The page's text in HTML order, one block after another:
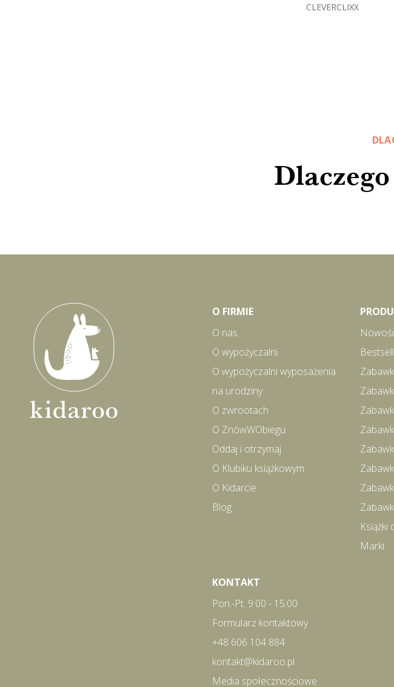
CLEVERCLIXX
O FIRMIE
O nas
O wypożyczalni
O wypożyczalni wyposażenia
na urodziny
O zwrootach
O ZnówWObiegu
Oddaj i otrzymaj
O Klubiku książkowym
O Kidarcie
Blog
Książki
Marki
KONTAKT
Pon.-Pt. 9:00 - 15:00
Formularz kontaktowy
+48 606 104 884
kontakt@kidaroo.pl
Media społecznościowe